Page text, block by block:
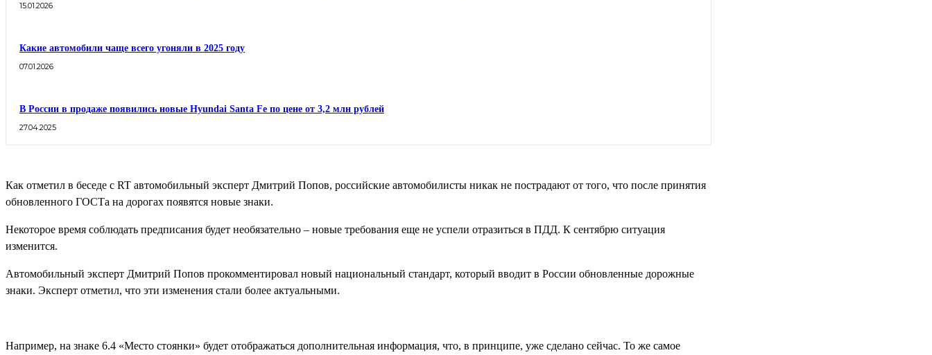
15.01.2026
Какие автомобили чаще всего угоняли в 2025 году
07.01.2026
В России в продаже появились новые Hyundai Santa Fe по цене от 3,2 млн рублей
27.04.2025
Как отметил в беседе с RT автомобильный эксперт Дмитрий Попов, российские автомобилисты никак не пострадают от того, что после принятия
обновленного ГОСТа на дорогах появятся новые знаки.
Некоторое время соблюдать предписания будет необязательно – новые требования еще не успели отразиться в ПДД. К сентябрю ситуация
изменится.
Автомобильный эксперт Дмитрий Попов прокомментировал новый национальный стандарт, который вводит в России обновленные дорожные
знаки. Эксперт отметил, что эти изменения стали более актуальными.
Например, на знаке 6.4 «Место стоянки» будет отображаться дополнительная информация, что, в принципе, уже сделано сейчас. То же самое